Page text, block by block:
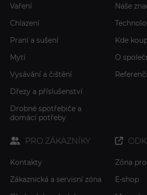
Vaření
Chlazení
Praní a sušení
Mytí
Vysávání a čištění
Dřezy a příslušenství
Drobné spotřebiče a
domácí potřeby
Naše
Kde
O
PRO ZÁKAZNÍKY
Kontakty
Zákaznická a servisní zóna
Zóna
E-shop